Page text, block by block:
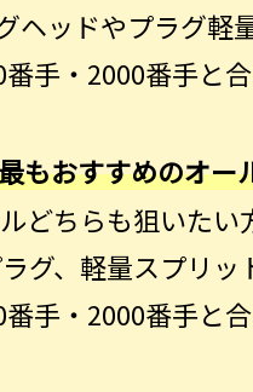
ヘッドやプラグ軽
番手・2000番手と
もおすすめのオー
どちらも狙いたい
グ、軽量スプリ
番手・2000番手と